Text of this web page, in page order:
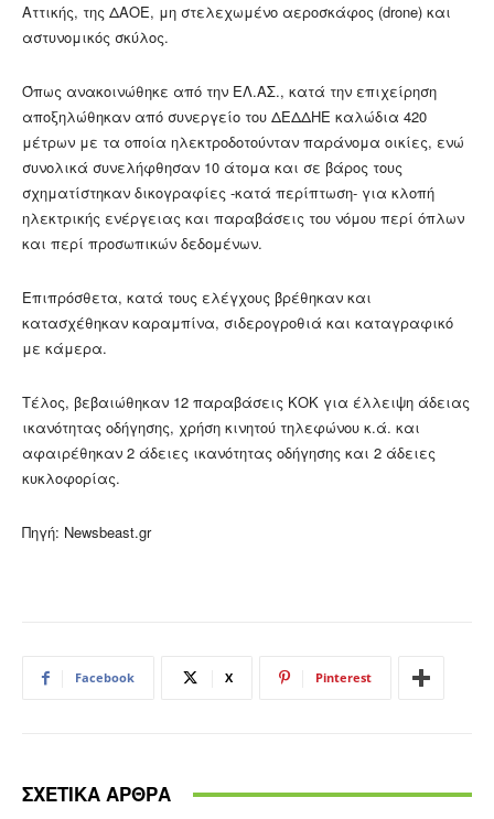
Αττικής, της ΔΑΟΕ, μη στελεχωμένο αεροσκάφος (drone) και
αστυνομικός σκύλος.
Όπως ανακοινώθηκε από την ΕΛ.ΑΣ., κατά την επιχείρηση
αποξηλώθηκαν από συνεργείο του ΔΕΔΔΗΕ καλώδια 420
μέτρων με τα οποία ηλεκτροδοτούνταν παράνομα οικίες, ενώ
συνολικά συνελήφθησαν 10 άτομα και σε βάρος τους
σχηματίστηκαν δικογραφίες -κατά περίπτωση- για κλοπή
ηλεκτρικής ενέργειας και παραβάσεις του νόμου περί όπλων
και περί προσωπικών δεδομένων.
Επιπρόσθετα, κατά τους ελέγχους βρέθηκαν και
κατασχέθηκαν καραμπίνα, σιδερογροθιά και καταγραφικό
με κάμερα.
Τέλος, βεβαιώθηκαν 12 παραβάσεις ΚΟΚ για έλλειψη άδειας
ικανότητας οδήγησης, χρήση κινητού τηλεφώνου κ.ά. και
αφαιρέθηκαν 2 άδειες ικανότητας οδήγησης και 2 άδειες
κυκλοφορίας.
Πηγή: Newsbeast.gr
Facebook X Pinterest
ΣΧΕΤΙΚΑ ΑΡΘΡΑ